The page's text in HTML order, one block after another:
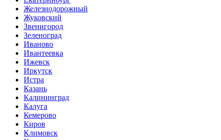
Железнодорожный
Жуковский
Звенигород
Зеленоград
Иваново
Ивантеевка
Ижевск
Иркутск
Истра
Казань
Калининград
Калуга
Кемерово
Киров
Климовск